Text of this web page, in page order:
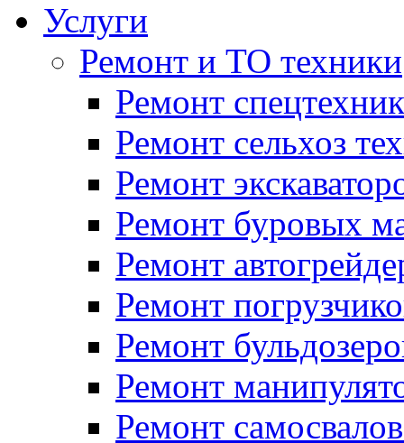
Услуги
Ремонт и ТО техники
Ремонт
Ремонт сельхоз
Ремонт
Ремонт буровых
Ремонт
Ремонт
Ремонт
Ремонт
Ремонт